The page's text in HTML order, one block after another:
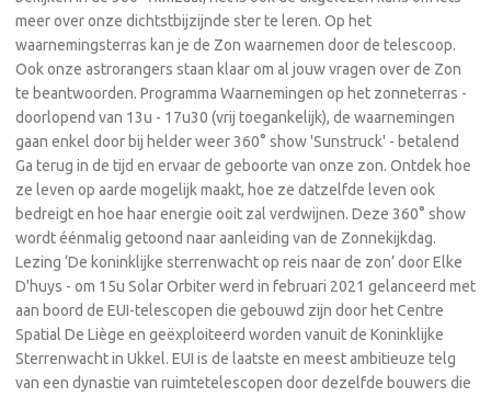
meer over onze dichtstbijzijnde ster te leren. Op het
waarnemingsterras kan je de Zon waarnemen door de telescoop.
Ook onze astrorangers staan klaar om al jouw vragen over de Zon
te beantwoorden. Programma Waarnemingen op het zonneterras -
doorlopend van 13u - 17u30 (vrij toegankelijk), de waarnemingen
gaan enkel door bij helder weer 360° show 'Sunstruck' - betalend
Ga terug in de tijd en ervaar de geboorte van onze zon. Ontdek hoe
ze leven op aarde mogelijk maakt, hoe ze datzelfde leven ook
bedreigt en hoe haar energie ooit zal verdwijnen. Deze 360° show
wordt éénmalig getoond naar aanleiding van de Zonnekijkdag.
Lezing ‘De koninklijke sterrenwacht op reis naar de zon’ door Elke
D'huys - om 15u Solar Orbiter werd in februari 2021 gelanceerd met
aan boord de EUI-telescopen die gebouwd zijn door het Centre
Spatial De Liège en geëxploiteerd worden vanuit de Koninklijke
Sterrenwacht in Ukkel. EUI is de laatste en meest ambitieuze telg
van een dynastie van ruimtetelescopen door dezelfde bouwers die